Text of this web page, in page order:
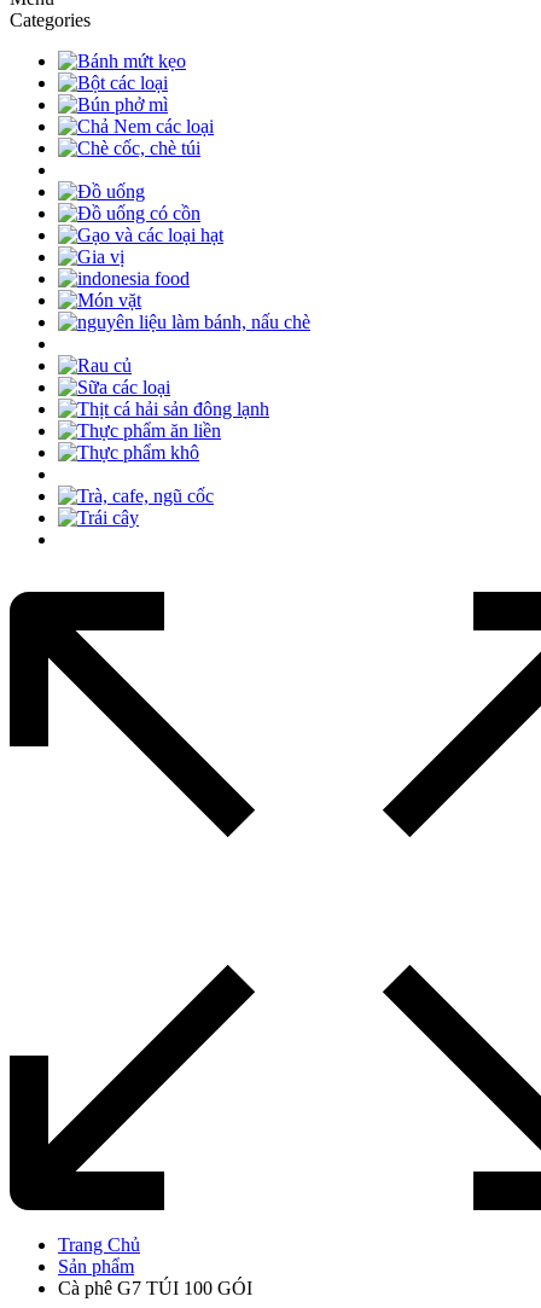
Categories
Trang Chủ
Sản phẩm
Cà phê G7 TÚI 100 GÓI